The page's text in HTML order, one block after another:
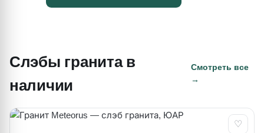
Слэбы гранита в
наличии
Смотреть все
→
♡